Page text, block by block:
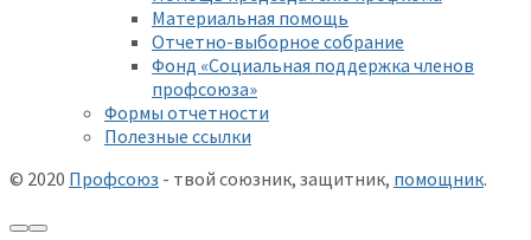
Материальная помощь
Отчетно-выборное собрание
Фонд «Социальная поддержка членов
профсоюза»
Формы отчетности
Полезные ссылки
© 2020 Профсоюз - твой союзник, защитник, помощник.